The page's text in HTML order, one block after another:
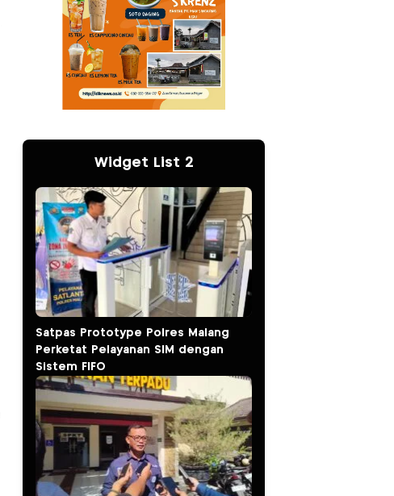
Widget List 2
Satpas Prototype Polres Malang
Perketat Pelayanan SIM dengan
Sistem FIFO